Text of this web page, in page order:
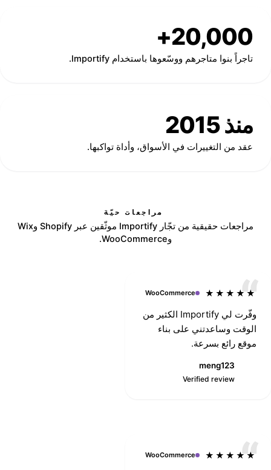
20,000+
تاجراً بنوا متاجرهم ووسّعوها باستخدام Importify.
منذ 2015
عقد من التغييرات في الأسواق، وأداة تواكبها.
مراجعات حيّة
مراجعات حقيقية من تجّار Importify موثّقين عبر Shopify وWix
وWooCommerce.
★★★★★
WooCommerce
وفّرت لي Importify الكثير من
الوقت وساعدتني على بناء
موقع رائع بسرعة.
meng123
Verified review
Saqico VR
★★★★★
WooCommerce